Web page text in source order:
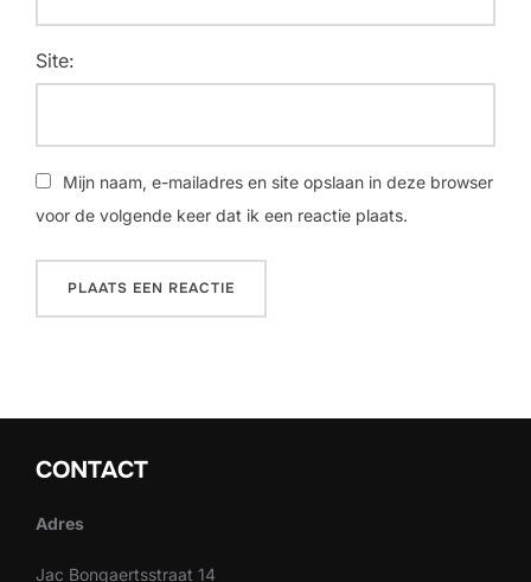
Site:
Mijn naam, e-mailadres en site opslaan in deze browser
voor de volgende keer dat ik een reactie plaats.
CONTACT
Adres
Jac Bongaertsstraat 14